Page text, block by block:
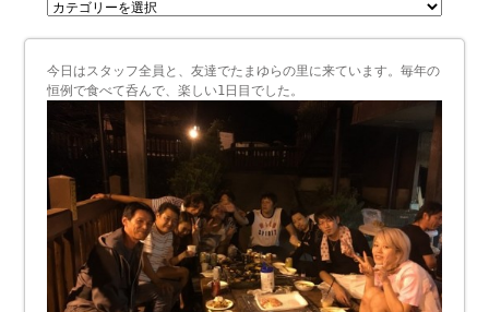
今日はスタッフ全員と、友達でたまゆらの里に来ています。毎年の
恒例で食べて呑んで、楽しい1日目でした。